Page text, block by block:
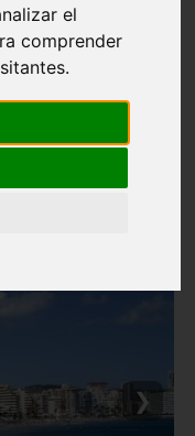
el
comprender
turismo en general
❯